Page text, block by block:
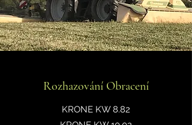
Rozhazování Obracení
KRONE KW 8.82